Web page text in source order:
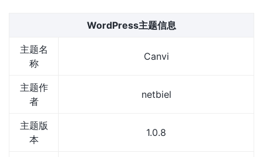
WordPress主题信息
主题名
称
Canvi
主题作
者
netbiel
主题版
本
1.0.8